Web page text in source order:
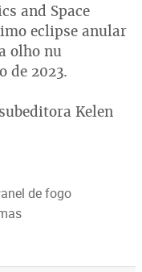
and Space
eclipse anular
olho nu
de 2023.
Kelen
de fogo